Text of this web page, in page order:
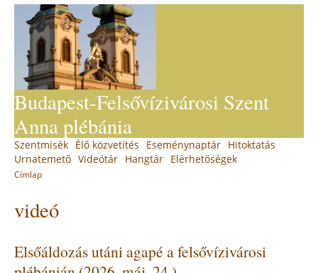
navigation
Budapest-Felsővízivárosi Szent
Anna plébánia
are
Címlap
top
videó
Elsőáldozás utáni agapé a felsővízivárosi
Back
to
top
Main
menu
Szentmisék Élő közvetítés Eseménynaptár Hitoktatás
Urnatemető Videótár Hangtár Elérhetőségek